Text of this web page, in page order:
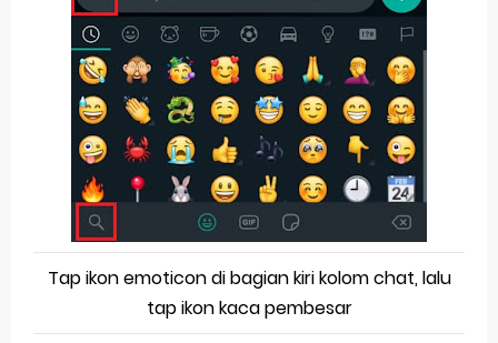
Tap ikon emoticon di bagian kiri kolom chat, lalu
tap ikon kaca pembesar